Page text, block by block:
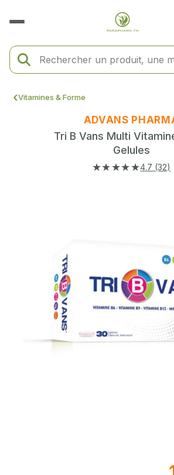
Vitamines & Forme
ADVANS
Tri B Vans Multi
Gelules
★★★★★4.7 (32)